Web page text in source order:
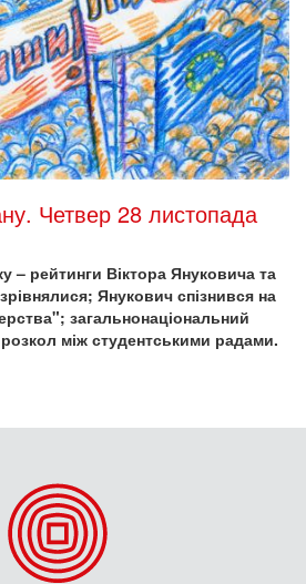
Четвер 28 листопада
– рейтинги Віктора Януковича та
Янукович спізнився на
загальнонаціональний
між студентськими радами.